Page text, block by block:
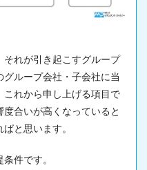
れが引き起こすグループ
ループ会社・子会社に当
これから申し上げる項目で
合いが高くなっていると
と思います。
件です。